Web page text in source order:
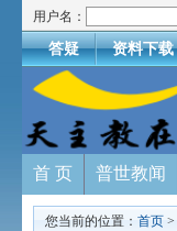
用户名：
答疑 资料下载
首 页 普世教闻
您当前的位置： 首页 >